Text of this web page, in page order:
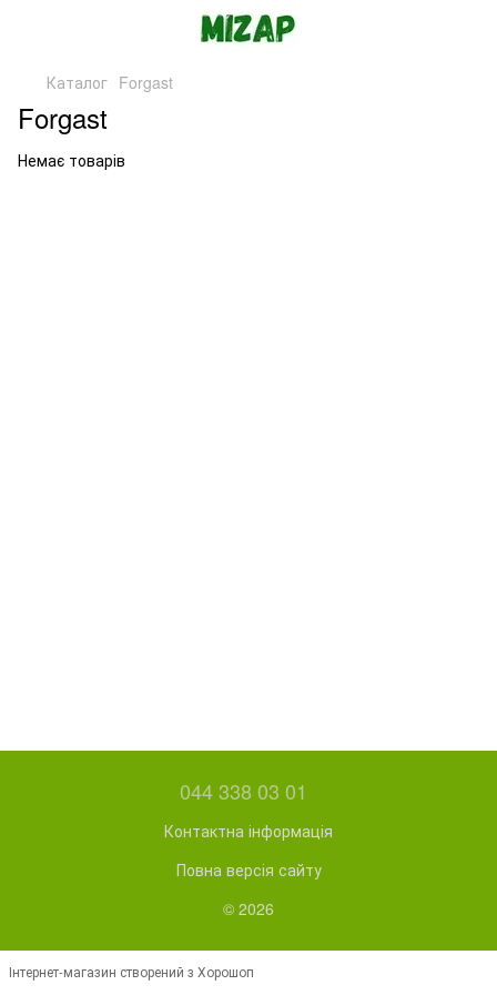
Каталог Forgast
Forgast
Немає товарів
044 338 03 01
Контактна інформація
Повна версія сайту
© 2026
Інтернет-магазин створений з Хорошоп